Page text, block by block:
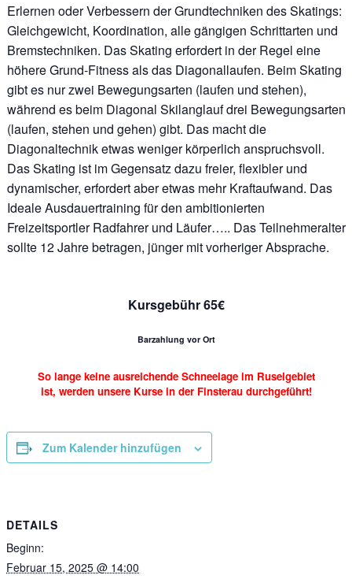
Erlernen oder Verbessern der Grundtechniken des Skatings:
Gleichgewicht, Koordination, alle gängigen Schrittarten und
Bremstechniken. Das Skating erfordert in der Regel eine
höhere Grund-Fitness als das Diagonallaufen. Beim Skating
gibt es nur zwei Bewegungsarten (laufen und stehen),
während es beim Diagonal Skilanglauf drei Bewegungsarten
(laufen, stehen und gehen) gibt. Das macht die
Diagonaltechnik etwas weniger körperlich anspruchsvoll.
Das Skating ist im Gegensatz dazu freier, flexibler und
dynamischer, erfordert aber etwas mehr Kraftaufwand. Das
Ideale Ausdauertraining für den ambitionierten
Freizeitsportler Radfahrer und Läufer….. Das Teilnehmeralter
sollte 12 Jahre betragen, jünger mit vorheriger Absprache.
Kursgebühr 65€
Barzahlung vor Ort
So lange keine ausreichende Schneelage im Ruselgebiet
ist, werden unsere Kurse in der Finsterau durchgeführt!
Zum Kalender hinzufügen
DETAILS
Beginn:
Februar 15, 2025 @ 14:00